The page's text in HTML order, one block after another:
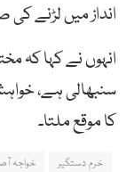
انداز میں لڑنے
انہوں نے کہا کہ
سنبھالی ہے،
کا موقع ملتا۔
خرم دستگیر خواجہ